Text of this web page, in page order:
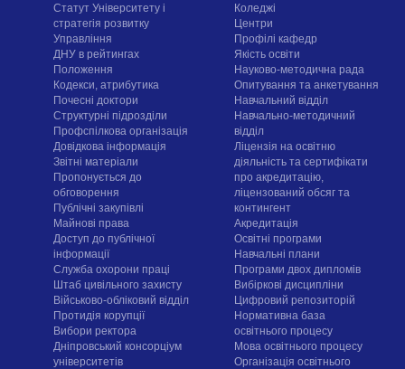
Статут Університету і
стратегія розвитку
Управління
ДНУ в рейтингах
Положення
Кодекси, атрибутика
Почесні доктори
Структурні підрозділи
Профспілкова організація
Довідкова інформація
Звітні матеріали
Пропонується до
обговорення
Публічні закупівлі
Майнові права
Доступ до публічної
інформації
Служба охорони праці
Штаб цивільного захисту
Військово-обліковий відділ
Протидія корупції
Вибори ректора
Дніпровський консорціум
університетів
Коледжі
Центри
Профілі кафедр
Якість освіти
Науково-методична рада
Опитування та анкетування
Навчальний відділ
Навчально-методичний
відділ
Ліцензія на освітню
діяльність та сертифікати
про акредитацію,
ліцензований обсяг та
контингент
Акредитація
Освітні програми
Навчальні плани
Програми двох дипломів
Вибіркові дисципліни
Цифровий репозиторій
Нормативна база
освітнього процесу
Мова освітнього процесу
Організація освітнього